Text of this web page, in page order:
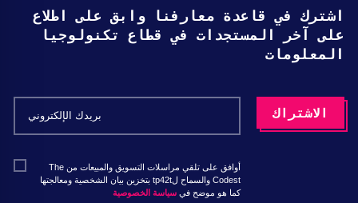
اشترك في قاعدة معارفنا وابق على اطلاع
على آخر المستجدات في قطاع تكنولوجيا
المعلومات
أوافق على تلقي مراسلات التسويق والمبيعات من The
Codest والسماح لtp42t بتخزين بيان الشخصية ومعالجتها
كما هو موضح في سياسة الخصوصية